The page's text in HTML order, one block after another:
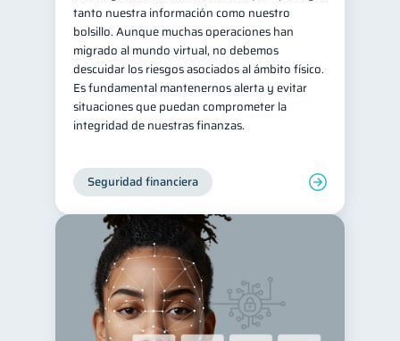
tanto nuestra información como nuestro
bolsillo. Aunque muchas operaciones han
migrado al mundo virtual, no debemos
descuidar los riesgos asociados al ámbito físico.
Es fundamental mantenernos alerta y evitar
situaciones que puedan comprometer la
integridad de nuestras finanzas.
Seguridad financiera